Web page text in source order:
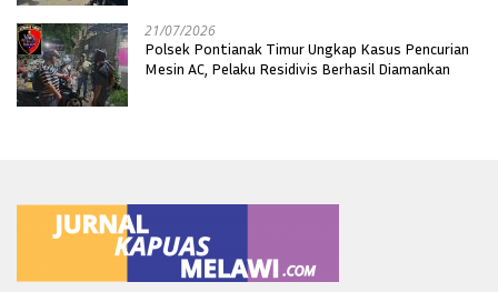
21/07/2026
Polsek Pontianak Timur Ungkap Kasus Pencurian
Mesin AC, Pelaku Residivis Berhasil Diamankan